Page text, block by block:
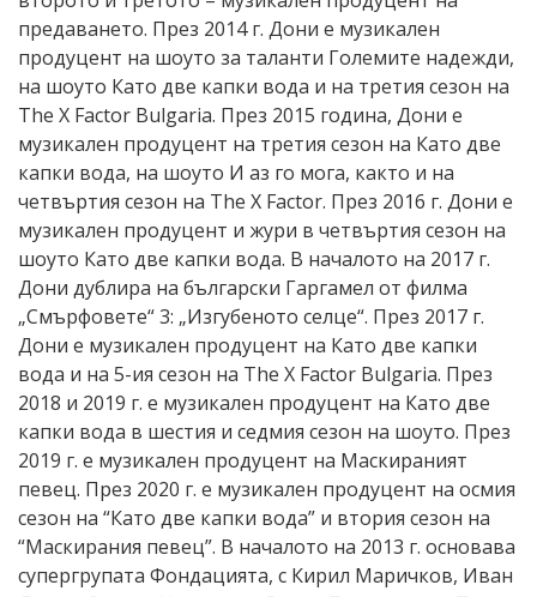
предаването. През 2014 г. Дони е музикален
продуцент на шоуто за таланти Големите надежди,
на шоуто Като две капки вода и на третия сезон на
The X Factor Bulgaria. През 2015 година, Дони е
музикален продуцент на третия сезон на Като две
капки вода, на шоуто И аз го мога, както и на
четвъртия сезон на The X Factor. През 2016 г. Дони е
музикален продуцент и жури в четвъртия сезон на
шоуто Като две капки вода. В началото на 2017 г.
Дони дублира на български Гаргамел от филма
„Смърфовете“ 3: „Изгубеното селце“. През 2017 г.
Дони е музикален продуцент на Като две капки
вода и на 5-ия сезон на The X Factor Bulgaria. През
2018 и 2019 г. е музикален продуцент на Като две
капки вода в шестия и седмия сезон на шоуто. През
2019 г. е музикален продуцент на Маскираният
певец. През 2020 г. е музикален продуцент на осмия
сезон на “Като две капки вода” и втория сезон на
“Маскирания певец”. В началото на 2013 г. основава
супергрупата Фондацията, с Кирил Маричков, Иван